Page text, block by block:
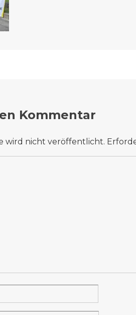
Kommentar
wird nicht veröffentlicht.